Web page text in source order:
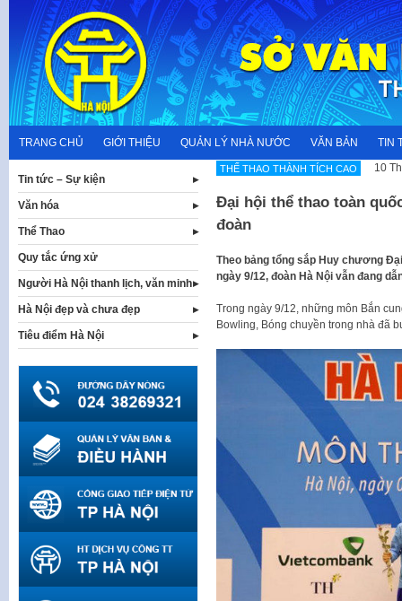
content
TRANG CHỦ GIỚI THIỆU QUẢN LÝ NHÀ NƯỚC VĂN BẢN TIN
THẾ THAO THÀNH TÍCH CAO 10
Đại hội thể thao toàn
đoàn
Theo bảng tổng sắp Huy chương
ngày 9/12, đoàn Hà Nội vẫn đang
Trong ngày 9/12, những môn Bắn
Bowling, Bóng chuyền trong nhà đã
Tin tức – Sự kiện
Văn hóa
Thể Thao
Quy tắc ứng xử
Người Hà Nội thanh lịch, văn minh
Hà Nội đẹp và chưa đẹp
Tiêu điểm Hà Nội